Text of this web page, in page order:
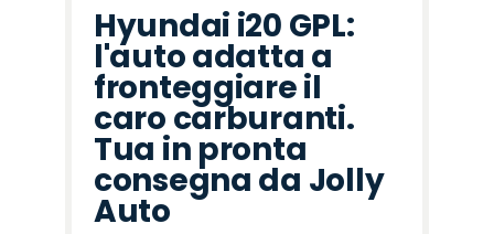
Hyundai i20 GPL:
l'auto adatta a
fronteggiare il
caro carburanti.
Tua in pronta
consegna da Jolly
Auto